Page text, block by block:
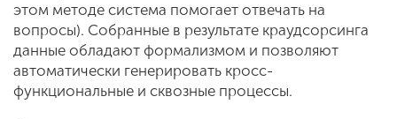
этом методе система помогает отвечать на
вопросы). Собранные в результате краудсорсинга
данные обладают формализмом и позволяют
автоматически генерировать кросс-
функциональные и сквозные процессы.